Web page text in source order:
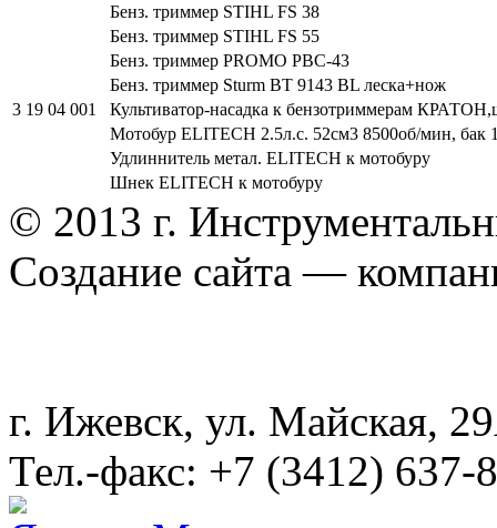
Бенз. триммер STIHL FS 38
Бенз. триммер STIHL FS 55
Бенз. триммер PROMO PBC-43
Бенз. триммер Sturm BT 9143 BL леска+нож
3 19 04 001
Культиватор-насадка к бензотриммерам
Мотобур ELITECH 2.5л.с. 52см3 8500об/мин, бак
Удлиннитель метал. ELITECH к мотобуру
Шнек ELITECH к мотобуру
© 2013 г.
Создание сайта —
г. Ижевск, ул. Майская,
Тел.-факс: +7 (3412) 637-